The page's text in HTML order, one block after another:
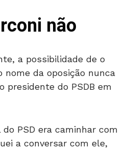
não
a possibilidade de o
nome da oposição nunca
presidente do PSDB em
PSD era caminhar com
a conversar com ele,